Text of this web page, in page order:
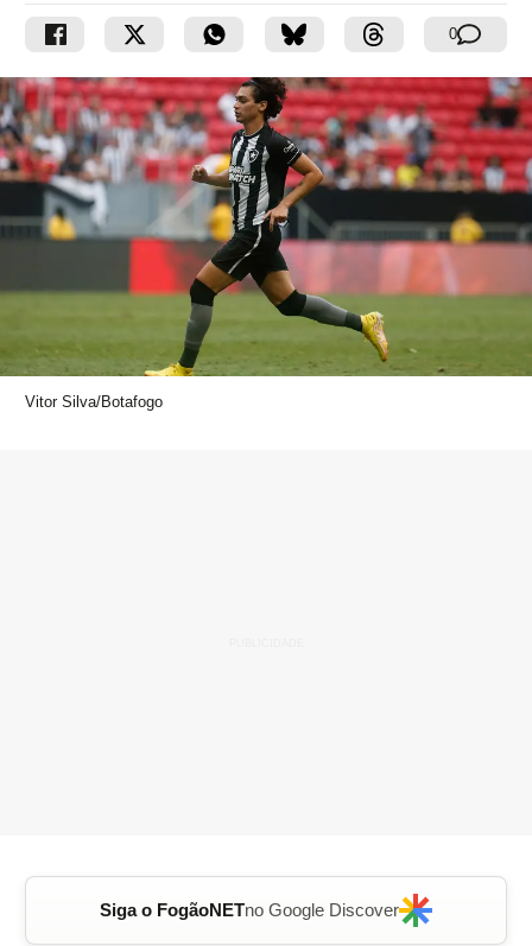
0
Vitor Silva/Botafogo
Siga o FogãoNETno Google Discover